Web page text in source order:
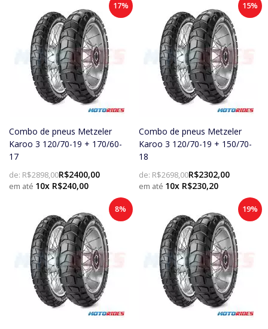
Combo de pneus Metzeler
Karoo 3 120/70-19 + 170/60-
17
de: R$2898,00R$2400,00
10x R$240,00
17%
Combo de pneus Metzeler
Karoo 3 120/70-19 + 150/70-
18
de: R$2698,00R$2302,00
10x R$230,20
15%
8% 19%